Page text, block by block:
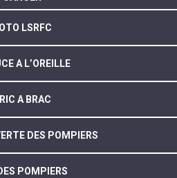
LSRFC
A L’OREILLE
A BRAC
DES POMPIERS
POMPIERS